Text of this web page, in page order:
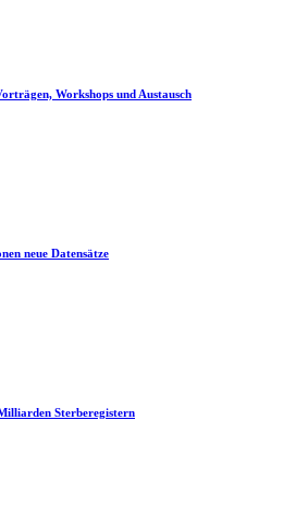
Workshops und Austausch
neue Datensätze
Sterberegistern